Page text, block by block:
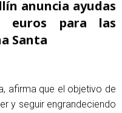
anuncia ayudas
euros para las
Santa
afirma que el objetivo de
y seguir engrandeciendo